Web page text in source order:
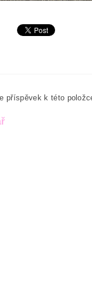
příspěvek k této